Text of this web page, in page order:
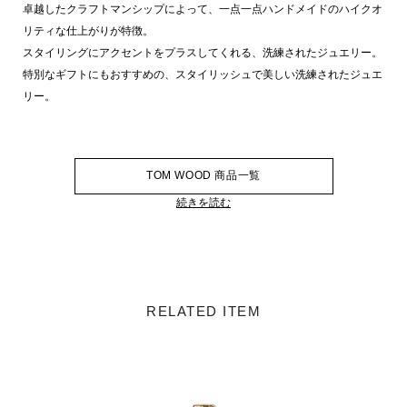
卓越したクラフトマンシップによって、一点一点ハンドメイドのハイクオ
リティな仕上がりが特徴。
スタイリングにアクセントをプラスしてくれる、洗練されたジュエリー。
特別なギフトにもおすすめの、スタイリッシュで美しい洗練されたジュエ
リー。
TOM WOOD 商品一覧
続きを読む
RELATED ITEM